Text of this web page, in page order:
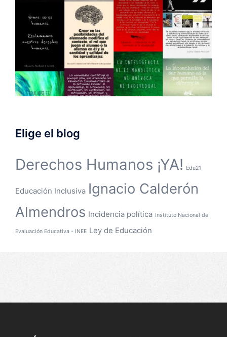
Elige el blog
Derechos Humanos ¡YA! Edu21
Educación Inclusiva Ignacio Calderón
Almendros Incidencia política Instituto Nacional de
Evaluación Educativa - INEE Ley de Educación